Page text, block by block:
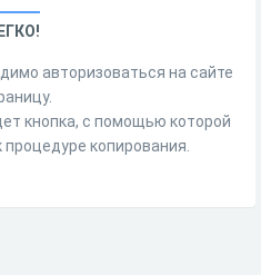
авторизоваться на сайте
кнопка, с помощью которой
копирования.